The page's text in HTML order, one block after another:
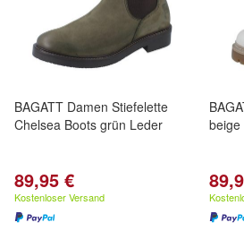
BAGATT Damen Stiefelette
Chelsea Boots grün Leder
89,95 €
Kostenloser Versand
beige